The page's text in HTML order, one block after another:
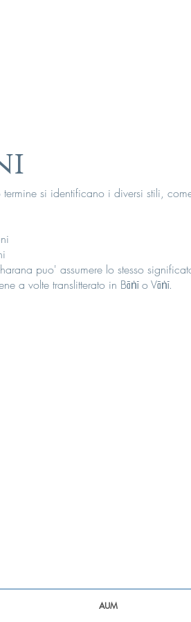
termine si identificano i diversi stili,
puo' assumere lo stesso
a volte translitterato in Bāṅī o Vāṅī.
AUM